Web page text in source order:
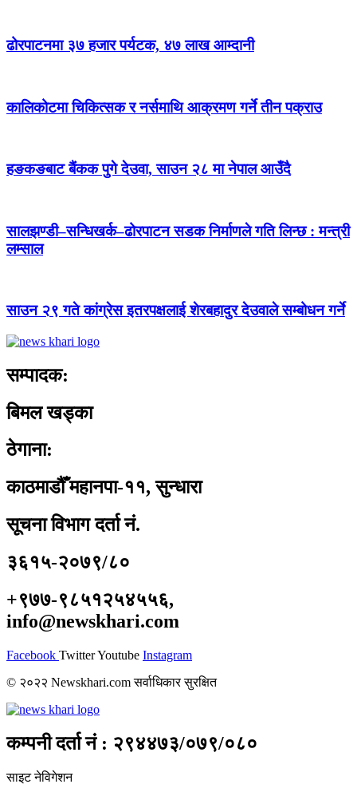
ढोरपाटनमा ३७ हजार पर्यटक, ४७ लाख आम्दानी
कालिकोटमा चिकित्सक र नर्समाथि आक्रमण गर्ने तीन पक्राउ
हङकङबाट बैंकक पुगे देउवा, साउन २८ मा नेपाल आउँदै
सालझण्डी–सन्धिखर्क–ढोरपाटन सडक निर्माणले गति लिन्छ : मन्त्री
लम्साल
साउन २९ गते कांग्रेस इतरपक्षलाई शेरबहादुर देउवाले सम्बोधन गर्ने
सम्पादक:
बिमल खड्का
ठेगाना:
काठमाडौँ महानपा-११, सुन्धारा
सूचना विभाग दर्ता नं.
३६१५-२०७९/८०
+९७७-९८५१२५४५५६,
info@newskhari.com
Facebook TwitterYoutube Instagram
© २०२२ Newskhari.com सर्वाधिकार सुरक्षित
कम्पनी दर्ता नं : २९४४७३/०७९/०८०
साइट नेविगेशन